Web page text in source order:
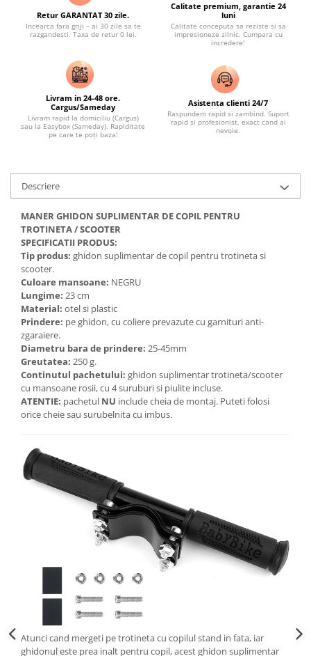
Retur GARANTAT 30 zile.
Incearca fara griji – ai 30 zile sa te
razgandesti. Taxa de retur 0 lei.
Calitate premium, garantie 24
luni
Calitate conceputa sa reziste si sa
impresioneze zilnic. Cumpara cu
incredere!
Livram in 24-48 ore.
Cargus/Sameday
Livram rapid la domiciliu (Cargus)
sau la Easybox (Sameday). Rapiditate
pe care te poți baza!
Asistenta clienti 24/7
Raspundem rapid si zambind. Suport
rapid si profesionist, exact cand ai
nevoie.
Descriere
MANER GHIDON SUPLIMENTAR DE COPIL PENTRU
TROTINETA / SCOOTER
SPECIFICATII PRODUS:
Tip produs: ghidon suplimentar de copil pentru trotineta si
scooter.
Culoare mansoane: NEGRU
Lungime: 23 cm
Material: otel si plastic
Prindere: pe ghidon, cu coliere prevazute cu garnituri anti-
zgaraiere.
Diametru bara de prindere: 25-45mm
Greutatea: 250 g.
Continutul pachetului: ghidon suplimentar trotineta/scooter
cu mansoane rosii, cu 4 suruburi si piulite incluse.
ATENTIE: pachetul NU include cheia de montaj. Puteti folosi
orice cheie sau surubelnita cu imbus.
Atunci cand mergeti pe trotineta cu copilul stand in fata, iar
ghidonul este prea inalt pentru copil, acest ghidon suplimentar